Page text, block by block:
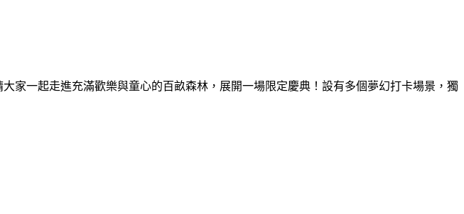
家一起走進充滿歡樂與童心的百畝森林，展開一場限定慶典！設有多個夢幻打卡場景，獨